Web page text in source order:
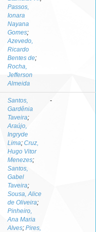
Passos,
Ionara
Nayana
Gomes;
Azevedo,
Ricardo
Bentes de;
Rocha,
Jefferson
Almeida
Santos,
Gardênia
Taveira;
Araújo,
Ingryde
Lima; Cruz,
Hugo Vitor
Menezes;
Santos,
Gabel
Taveira;
Sousa, Alice
de Oliveira;
Pinheiro,
Ana Maria
Alves; Pires,
-